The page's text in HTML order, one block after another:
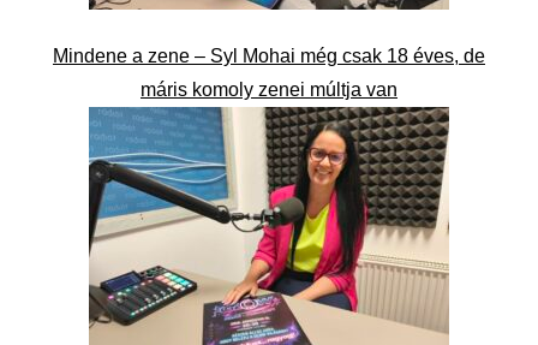
Mindene a zene – Syl Mohai még csak 18 éves, de
máris komoly zenei múltja van